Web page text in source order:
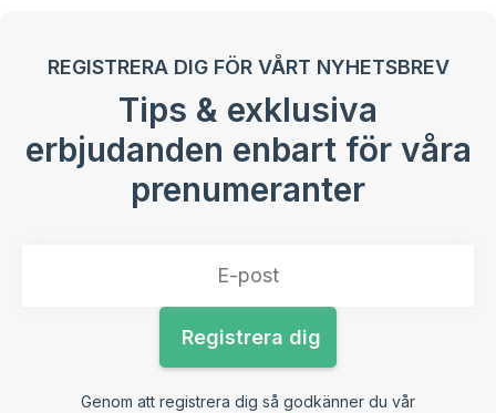
REGISTRERA DIG FÖR VÅRT NYHETSBREV
Tips & exklusiva
erbjudanden enbart för våra
prenumeranter
Genom att registrera dig så godkänner du vår